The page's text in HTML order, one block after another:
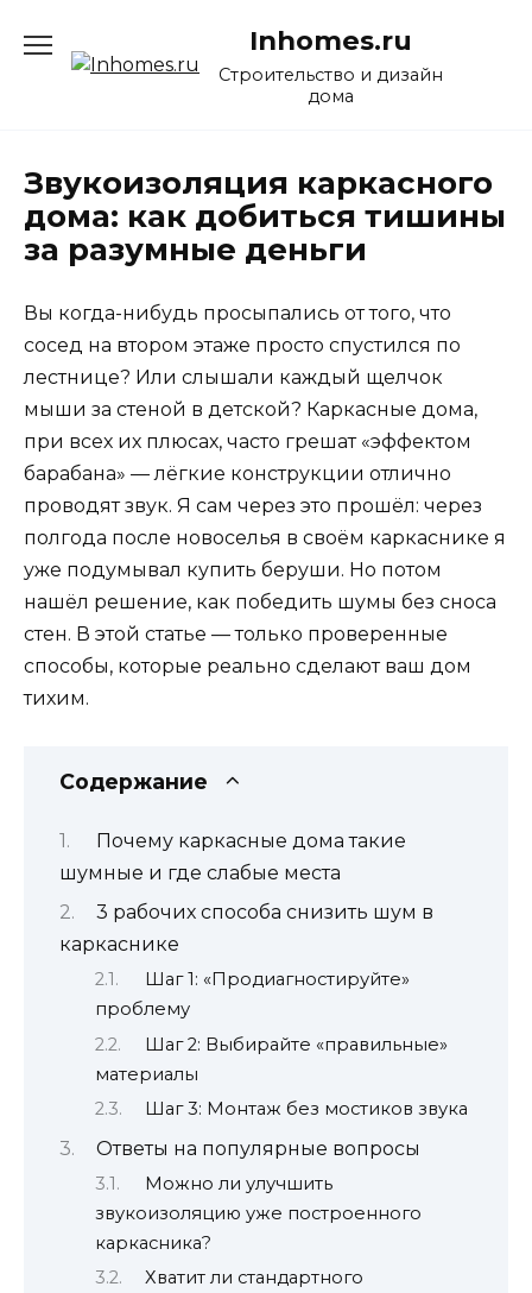
содержанию
Inhomes.ru
Строительство и дизайн
дома
Звукоизоляция каркасного
дома: как добиться тишины
за разумные деньги
Вы когда-нибудь просыпались от того, что
сосед на втором этаже просто спустился по
лестнице? Или слышали каждый щелчок
мыши за стеной в детской? Каркасные дома,
при всех их плюсах, часто грешат «эффектом
барабана» — лёгкие конструкции отлично
проводят звук. Я сам через это прошёл: через
полгода после новоселья в своём каркаснике я
уже подумывал купить беруши. Но потом
нашёл решение, как победить шумы без сноса
стен. В этой статье — только проверенные
способы, которые реально сделают ваш дом
тихим.
Содержание
Почему каркасные дома такие
шумные и где слабые места
3 рабочих способа снизить шум в
каркаснике
Шаг 1: «Продиагностируйте»
проблему
Шаг 2: Выбирайте «правильные»
материалы
Шаг 3: Монтаж без мостиков звука
Ответы на популярные вопросы
Можно ли улучшить
звукоизоляцию уже построенного
каркасника?
Хватит ли стандартного